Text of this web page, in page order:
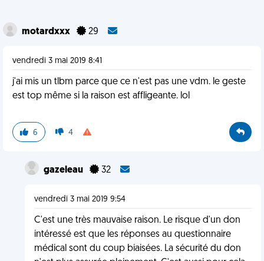
motardxxx 29
vendredi 3 mai 2019 8:41
j'ai mis un tlbm parce que ce n'est pas une vdm. le geste
est top même si la raison est affligeante. lol
6 4
gazeleau 32
vendredi 3 mai 2019 9:54
C'est une très mauvaise raison. Le risque d'un don
intéressé est que les réponses au questionnaire
médical sont du coup biaisées. La sécurité du don